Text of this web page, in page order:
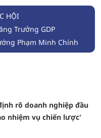
HỘI
Trưởng GDP
Phạm Minh Chính
rõ doanh nghiệp đầu
nhiệm vụ chiến lược'